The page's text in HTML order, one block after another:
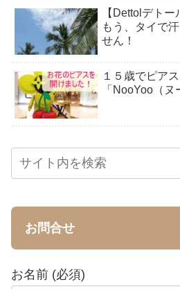
【Dettolデトー
もう、タイで
せん！
１５歳でピア
「NooYoo（
お問合せ
お名前 (必須)